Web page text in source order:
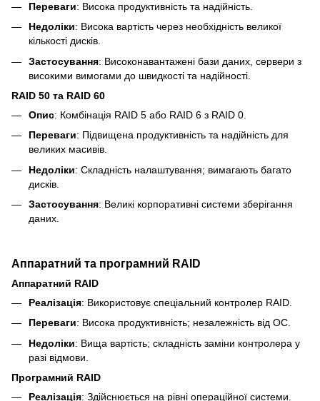
Переваги: Висока продуктивність та надійність.
Недоліки: Висока вартість через необхідність великої
кількості дисків.
Застосування: Високонавантажені бази даних, сервери з
високими вимогами до швидкості та надійності.
RAID 50 та RAID 60
Опис: Комбінація RAID 5 або RAID 6 з RAID 0.
Переваги: Підвищена продуктивність та надійність для
великих масивів.
Недоліки: Складність налаштування; вимагають багато
дисків.
Застосування: Великі корпоративні системи зберігання
даних.
Аппаратний та програмний RAID
Аппаратний RAID
Реалізація: Використовує спеціальний контролер RAID.
Переваги: Висока продуктивність; незалежність від ОС.
Недоліки: Вища вартість; складність заміни контролера у
разі відмови.
Програмний RAID
Реалізація: Здійснюється на рівні операційної системи.